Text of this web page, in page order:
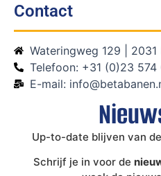
Contact
Wateringweg 129 | 2031
Telefoon: +31 (0)23 574
E-mail:
Up-to-date blijven van
Schrijf je in voor de